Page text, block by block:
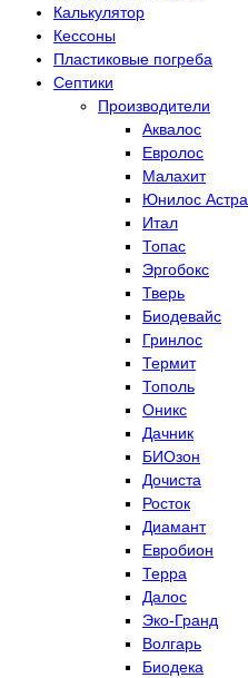
Калькулятор
Кессоны
Пластиковые погреба
Септики
Производители
Аквалос
Евролос
Малахит
Юнилос Астра
Итал
Топас
Эргобокс
Тверь
Биодевайс
Гринлос
Термит
Тополь
Оникс
Дачник
БИОзон
Дочиста
Росток
Диамант
Евробион
Терра
Далос
Эко-Гранд
Волгарь
Биодека